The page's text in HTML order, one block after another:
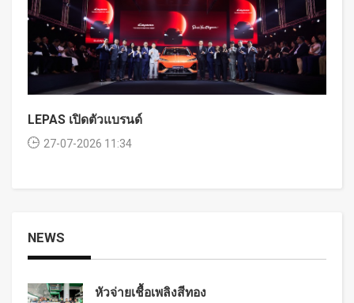
LEPAS เปิดตัวแบรนด์
27-07-2026 11:34
NEWS
หัวจ่ายเชื้อเพลิงสีทอง